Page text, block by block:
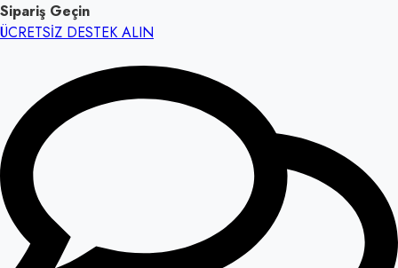
Sipariş Geçin
ÜCRETSİZ DESTEK ALIN